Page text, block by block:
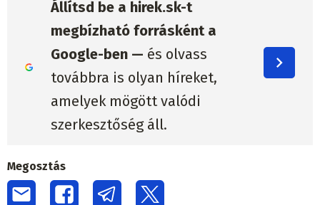
Állítsd be a hirek.sk-t
megbízható forrásként a
Google-ben — és olvass
továbbra is olyan híreket,
amelyek mögött valódi
szerkesztőség áll.
Megosztás